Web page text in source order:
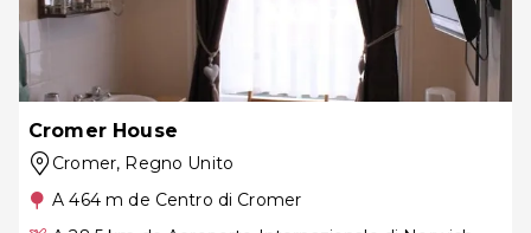
Cromer House
Cromer, Regno Unito
A 464 m de Centro di Cromer